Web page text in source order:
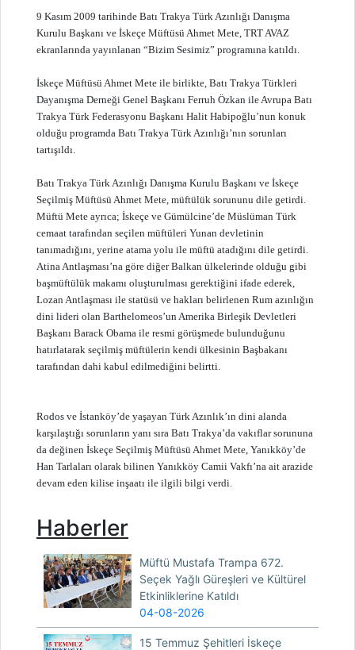
9 Kasım 2009 tarihinde Batı Trakya Türk Azınlığı Danışma
Kurulu Başkanı ve İskeçe Müftüsü Ahmet Mete, TRT AVAZ
ekranlarında yayınlanan “Bizim Sesimiz” programına katıldı.
İskeçe Müftüsü Ahmet Mete ile birlikte, Batı Trakya Türkleri
Dayanışma Derneği Genel Başkanı Ferruh Özkan ile Avrupa Batı
Trakya Türk Federasyonu Başkanı Halit Habipoğlu’nun konuk
olduğu programda Batı Trakya Türk Azınlığı’nın sorunları
tartışıldı.
Batı Trakya Türk Azınlığı Danışma Kurulu Başkanı ve İskeçe
Seçilmiş Müftüsü Ahmet Mete, müftülük sorununu dile getirdi.
Müftü Mete ayrıca; İskeçe ve Gümülcine’de Müslüman Türk
cemaat tarafından seçilen müftüleri Yunan devletinin
tanımadığını, yerine atama yolu ile müftü atadığını dile getirdi.
Atina Antlaşması’na göre diğer Balkan ülkelerinde olduğu gibi
başmüftülük makamı oluşturulması gerektiğini ifade ederek,
Lozan Antlaşması ile statüsü ve hakları belirlenen Rum azınlığın
dini lideri olan Barthelomeos’un Amerika Birleşik Devletleri
Başkanı Barack Obama ile resmi görüşmede bulunduğunu
hatırlatarak seçilmiş müftülerin kendi ülkesinin Başbakanı
tarafından dahi kabul edilmediğini belirtti.
Rodos ve İstanköy’de yaşayan Türk Azınlık’ın dini alanda
karşılaştığı sorunların yanı sıra Batı Trakya’da vakıflar sorununa
da değinen İskeçe Seçilmiş Müftüsü Ahmet Mete, Yanıkköy’de
Han Tarlaları olarak bilinen Yanıkköy Camii Vakfı’na ait arazide
devam eden kilise inşaatı ile ilgili bilgi verdi.
Haberler
Müftü Mustafa Trampa 672.
Seçek Yağlı Güreşleri ve Kültürel
Etkinliklerine Katıldı
04-08-2026
15 Temmuz Şehitleri İskeçe